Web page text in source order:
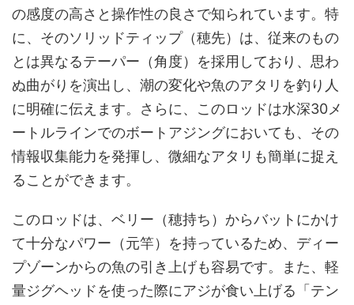
の感度の高さと操作性の良さで知られています。特
に、そのソリッドティップ（穂先）は、従来のもの
とは異なるテーパー（角度）を採用しており、思わ
ぬ曲がりを演出し、潮の変化や魚のアタリを釣り人
に明確に伝えます。さらに、このロッドは水深30メ
ートルラインでのボートアジングにおいても、その
情報収集能力を発揮し、微細なアタリも簡単に捉え
ることができます。
このロッドは、ベリー（穂持ち）からバットにかけ
て十分なパワー（元竿）を持っているため、ディー
プゾーンからの魚の引き上げも容易です。また、軽
量ジグヘッドを使った際にアジが食い上げる「テン